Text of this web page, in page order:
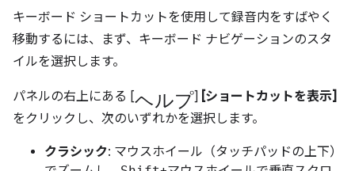
キーボード ショートカットを使用して録音内をすばやく
移動するには、まず、キーボード ナビゲーションのスタ
イルを選択します。
パネルの右上にある [ヘルプ] [ショートカットを表示]
をクリックし、次のいずれかを選択します。
クラシック: マウスホイール（タッチパッドの上下）